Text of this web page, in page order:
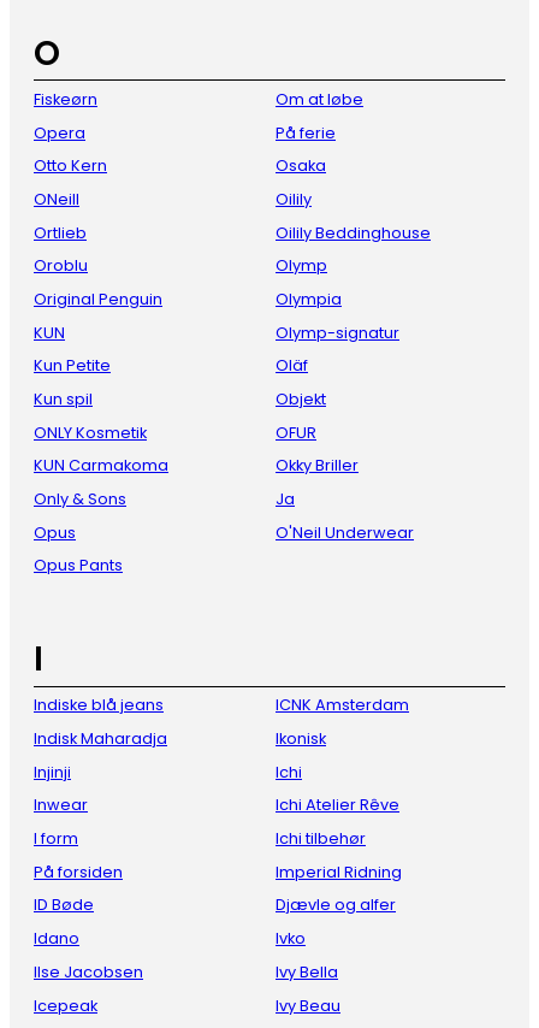
O
Fiskeørn
Opera
Otto Kern
ONeill
Ortlieb
Oroblu
Original Penguin
KUN
Kun Petite
Kun spil
ONLY Kosmetik
KUN Carmakoma
Only & Sons
Opus
Opus Pants
Om at løbe
På ferie
Osaka
Oilily
Oilily Beddinghouse
Olymp
Olympia
Olymp-signatur
Oläf
Objekt
OFUR
Okky Briller
Ja
O'Neil Underwear
I
Indiske blå jeans
Indisk Maharadja
Injinji
Inwear
I form
På forsiden
ID Bøde
Idano
Ilse Jacobsen
Icepeak
ICNK Amsterdam
Ikonisk
Ichi
Ichi Atelier Rêve
Ichi tilbehør
Imperial Ridning
Djævle og alfer
Ivko
Ivy Bella
Ivy Beau